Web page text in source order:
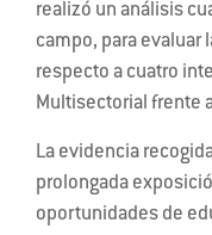
realizó un análisis
campo, para evaluar
respecto a cuatro
Multisectorial frente
La evidencia
prolongada
oportunidades de